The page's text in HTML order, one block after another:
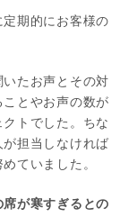
期的にお客様の
たお声とその対
とやお声の数が
トでした。ちな
担当しなければ
ていました。
が寒すぎるとの